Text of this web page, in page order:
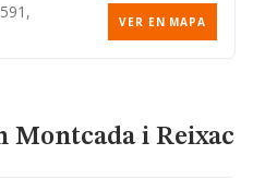
VER EN MAPA
Montcada i Reixac